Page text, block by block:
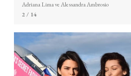
Adriana Lima ve Alessandra Ambrosio
2/ 14